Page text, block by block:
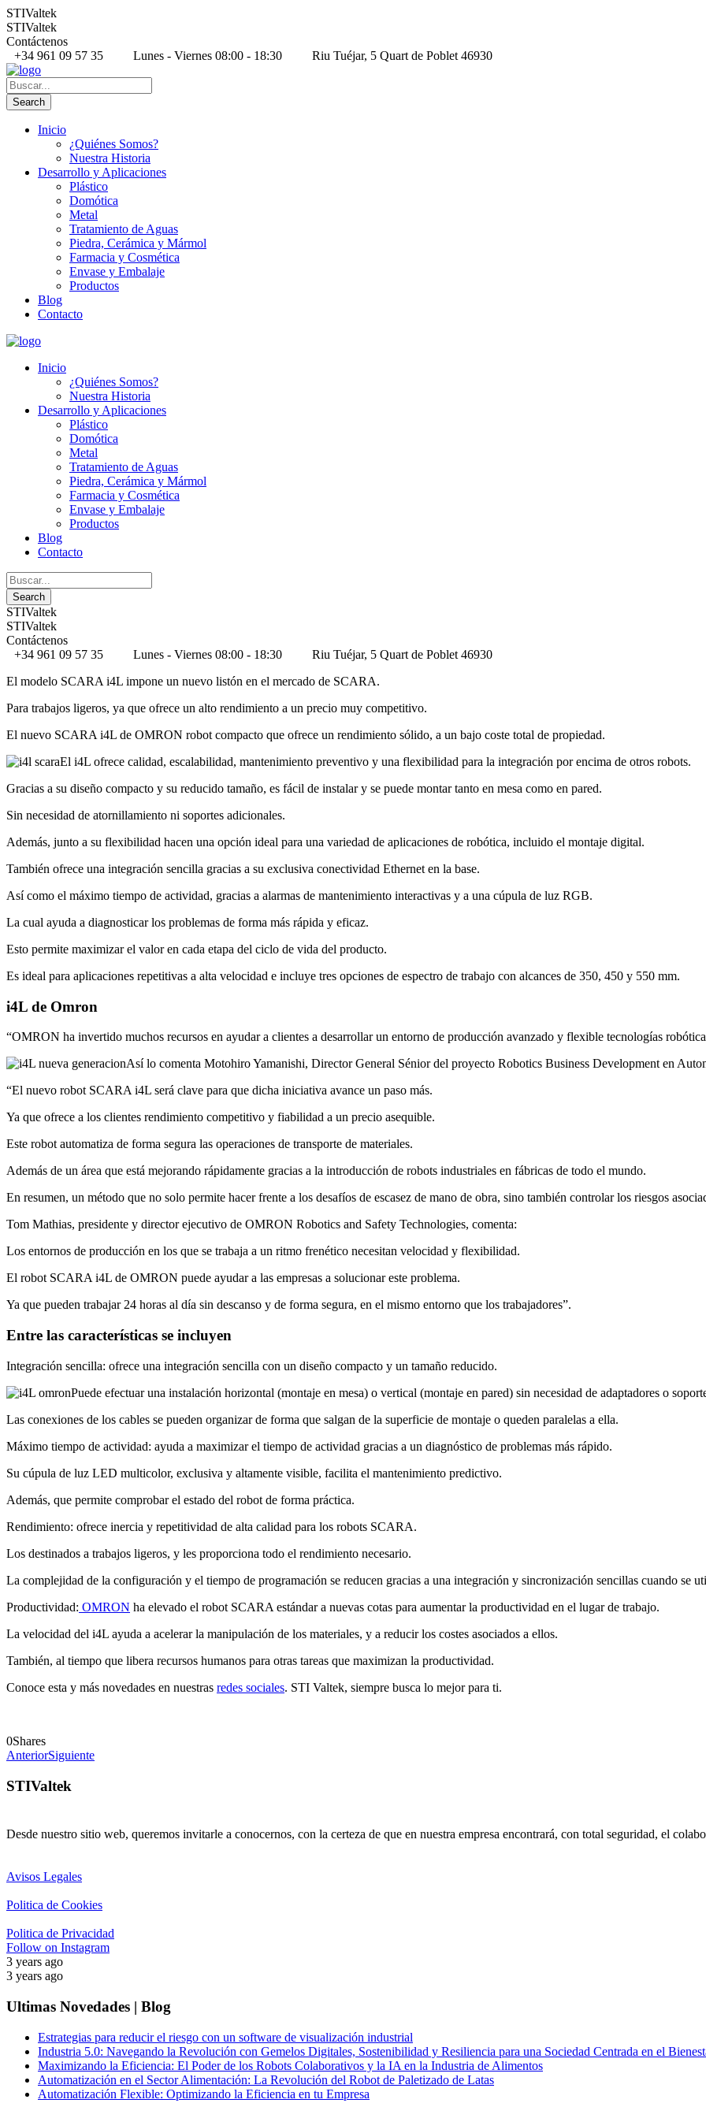
STIValtek
STIValtek
Contáctenos
+34 961 09 57 35
Lunes - Viernes 08:00 - 18:30 Riu Tuéjar, 5 Quart de Poblet 46930
Inicio
¿Quiénes Somos?
Nuestra Historia
Desarrollo y Aplicaciones
Plástico
Domótica
Metal
Tratamiento de Aguas
Piedra, Cerámica y Mármol
Farmacia y Cosmética
Envase y Embalaje
Productos
Blog
Contacto
Inicio
¿Quiénes Somos?
Nuestra Historia
Desarrollo y Aplicaciones
Plástico
Domótica
Metal
Tratamiento de Aguas
Piedra, Cerámica y Mármol
Farmacia y Cosmética
Envase y Embalaje
Productos
Blog
Contacto
STIValtek
STIValtek
Contáctenos
+34 961 09 57 35
Lunes - Viernes 08:00 - 18:30
Riu Tuéjar, 5 Quart de Poblet 46930
El modelo SCARA i4L impone un nuevo listón en el mercado de SCARA.
Para trabajos ligeros, ya que ofrece un alto rendimiento a un precio muy competitivo.
El nuevo SCARA i4L de OMRON robot compacto que ofrece un rendimiento sólido, a un bajo coste total de propiedad.
El i4L ofrece calidad, escalabilidad, mantenimiento preventivo y una flexibilidad para la integración por encima de otros robots.
Gracias a su diseño compacto y su reducido tamaño, es fácil de instalar y se puede montar tanto en mesa como en pared.
Sin necesidad de atornillamiento ni soportes adicionales.
Además, junto a su flexibilidad hacen una opción ideal para una variedad de aplicaciones de robótica, incluido el montaje digital.
También ofrece una integración sencilla gracias a su exclusiva conectividad Ethernet en la base.
Así como el máximo tiempo de actividad, gracias a alarmas de mantenimiento interactivas y a una cúpula de luz RGB.
La cual ayuda a diagnosticar los problemas de forma más rápida y eficaz.
Esto permite maximizar el valor en cada etapa del ciclo de vida del producto.
Es ideal para aplicaciones repetitivas a alta velocidad e incluye tres opciones de espectro de trabajo con alcances de 350, 450 y 550 mm.
i4L de Omron
“OMRON ha invertido muchos recursos en ayudar a clientes a desarrollar un entorno de producción avanzado y flexible tecnologías
Así lo comenta Motohiro Yamanishi, Director General Sénior del proyecto Robotics Business Development en
“El nuevo robot SCARA i4L será clave para que dicha iniciativa avance un paso más.
Ya que ofrece a los clientes rendimiento competitivo y fiabilidad a un precio asequible.
Este robot automatiza de forma segura las operaciones de transporte de materiales.
Además de un área que está mejorando rápidamente gracias a la introducción de robots industriales en fábricas de todo el mundo.
En resumen, un método que no solo permite hacer frente a los desafíos de escasez de mano de obra, sino también controlar los riesgos
Tom Mathias, presidente y director ejecutivo de OMRON Robotics and Safety Technologies, comenta:
Los entornos de producción en los que se trabaja a un ritmo frenético necesitan velocidad y flexibilidad.
El robot SCARA i4L de OMRON puede ayudar a las empresas a solucionar este problema.
Ya que pueden trabajar 24 horas al día sin descanso y de forma segura, en el mismo entorno que los trabajadores”.
Entre las características se incluyen
Integración sencilla: ofrece una integración sencilla con un diseño compacto y un tamaño reducido.
Puede efectuar una instalación horizontal (montaje en mesa) o vertical (montaje en pared) sin necesidad de adaptadores o
Las conexiones de los cables se pueden organizar de forma que salgan de la superficie de montaje o queden paralelas a ella.
Máximo tiempo de actividad: ayuda a maximizar el tiempo de actividad gracias a un diagnóstico de problemas más rápido.
Su cúpula de luz LED multicolor, exclusiva y altamente visible, facilita el mantenimiento predictivo.
Además, que permite comprobar el estado del robot de forma práctica.
Rendimiento: ofrece inercia y repetitividad de alta calidad para los robots SCARA.
Los destinados a trabajos ligeros, y les proporciona todo el rendimiento necesario.
La complejidad de la configuración y el tiempo de programación se reducen gracias a una integración y sincronización sencillas cuando se
Productividad: OMRON ha elevado el robot SCARA estándar a nuevas cotas para aumentar la productividad en el lugar de trabajo.
La velocidad del i4L ayuda a acelerar la manipulación de los materiales, y a reducir los costes asociados a ellos.
También, al tiempo que libera recursos humanos para otras tareas que maximizan la productividad.
Conoce esta y más novedades en nuestras redes sociales. STI Valtek, siempre busca lo mejor para ti.
0Shares
AnteriorSiguiente
STIValtek
Desde nuestro sitio web, queremos invitarle a conocernos, con la certeza de que en nuestra empresa encontrará, con total seguridad, el
Avisos Legales
Politica de Cookies
Politica de Privacidad
Follow on Instagram
3 years ago
3 years ago
Ultimas Novedades | Blog
Estrategias para reducir el riesgo con un software de visualización industrial
Industria 5.0: Navegando la Revolución con Gemelos Digitales, Sostenibilidad y Resiliencia para una Sociedad Centrada en el
Maximizando la Eficiencia: El Poder de los Robots Colaborativos y la IA en la Industria de Alimentos
Automatización en el Sector Alimentación: La Revolución del Robot de Paletizado de Latas
Automatización Flexible: Optimizando la Eficiencia en tu Empresa